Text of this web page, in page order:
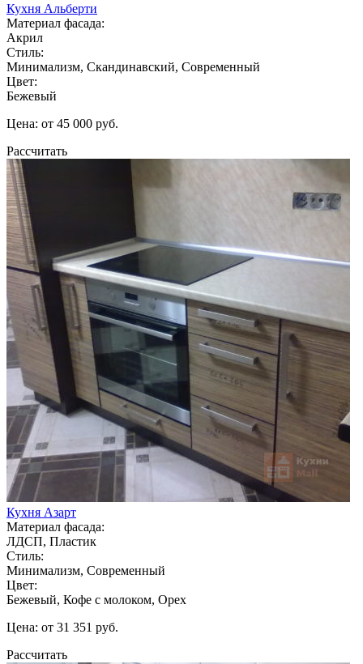
Кухня Альберти
Материал фасада:
Акрил
Стиль:
Минимализм, Скандинавский, Современный
Цвет:
Бежевый
Цена: от 45 000 руб.
Рассчитать
Кухня Азарт
Материал фасада:
ЛДСП, Пластик
Стиль:
Минимализм, Современный
Цвет:
Бежевый, Кофе с молоком, Орех
Цена: от 31 351 руб.
Рассчитать